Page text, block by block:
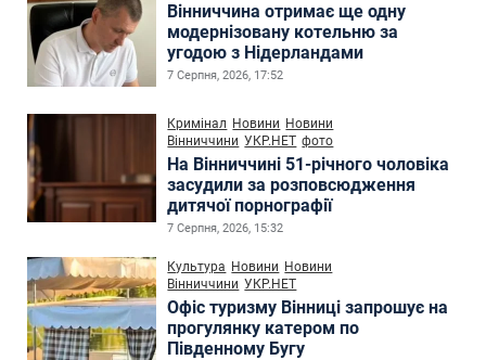
Вінниччина отримає ще одну
модернізовану котельню за
угодою з Нідерландами
7 Серпня, 2026, 17:52
Кримінал Новини Новини
Вінниччини УКР.НЕТ фото
На Вінниччині 51-річного чоловіка
засудили за розповсюдження
дитячої порнографії
7 Серпня, 2026, 15:32
Культура Новини Новини
Вінниччини УКР.НЕТ
Офіс туризму Вінниці запрошує на
прогулянку катером по
Південному Бугу